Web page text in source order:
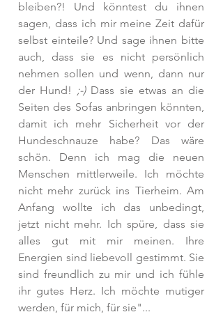
bleiben?! Und könntest du ihnen
sagen, dass ich mir meine Zeit dafür
selbst einteile? Und sage ihnen bitte
auch, dass sie es nicht persönlich
nehmen sollen und wenn, dann nur
der Hund! ;-) Dass sie etwas an die
Seiten des Sofas anbringen könnten,
damit ich mehr Sicherheit vor der
Hundeschnauze habe? Das wäre
schön. Denn ich mag die neuen
Menschen mittlerweile. Ich möchte
nicht mehr zurück ins Tierheim. Am
Anfang wollte ich das unbedingt,
jetzt nicht mehr. Ich spüre, dass sie
alles gut mit mir meinen. Ihre
Energien sind liebevoll gestimmt. Sie
sind freundlich zu mir und ich fühle
ihr gutes Herz. Ich möchte mutiger
werden, für mich, für sie"...